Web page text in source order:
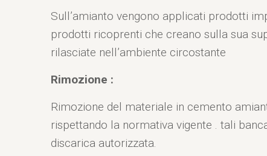
Sull’amianto vengono applicati prodotti
prodotti ricoprenti che creano sulla sua
rilasciate nell’ambiente circostante
Rimozione :
Rimozione del materiale in cemento
rispettando la normativa vigente . tali
discarica autorizzata.